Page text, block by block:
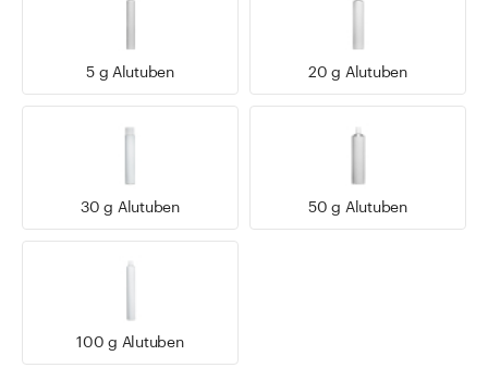
5 g Alutuben 20 g Alutuben
30 g Alutuben 50 g Alutuben
100 g Alutuben